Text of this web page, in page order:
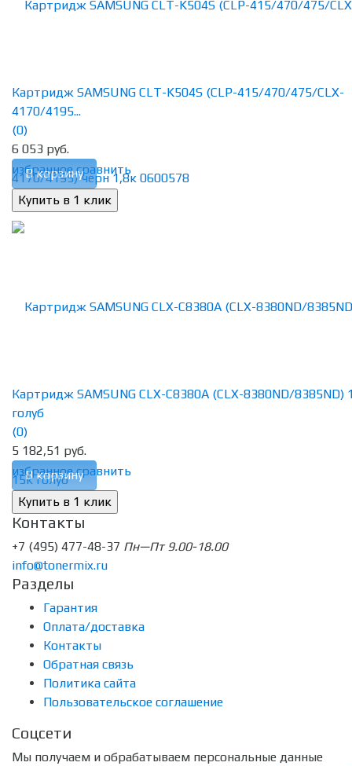
избранное сравнить
Картридж SAMSUNG CLT-K504S (CLP-415/470/475/CLX-
4170/4195...
(0)
6 053 руб.
В корзину
избранное сравнить
Картридж SAMSUNG CLX-C8380A (CLX-8380ND/8385ND)
голуб
(0)
5 182,51 руб.
В корзину
Контакты
+7 (495) 477-48-37 Пн—Пт 9.00-18.00
info@tonermix.ru
Разделы
Гарантия
Оплата/доставка
Контакты
Обратная связь
Политика сайта
Пользовательское соглашение
Соцсети
Мы получаем и обрабатываем персональные данные